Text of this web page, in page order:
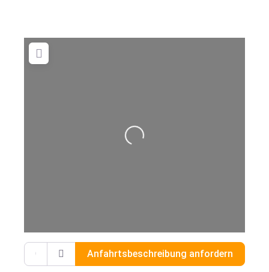
Wird geladen …
Gib deinen Standort ein.
Anfahrtsbeschreibung anfordern